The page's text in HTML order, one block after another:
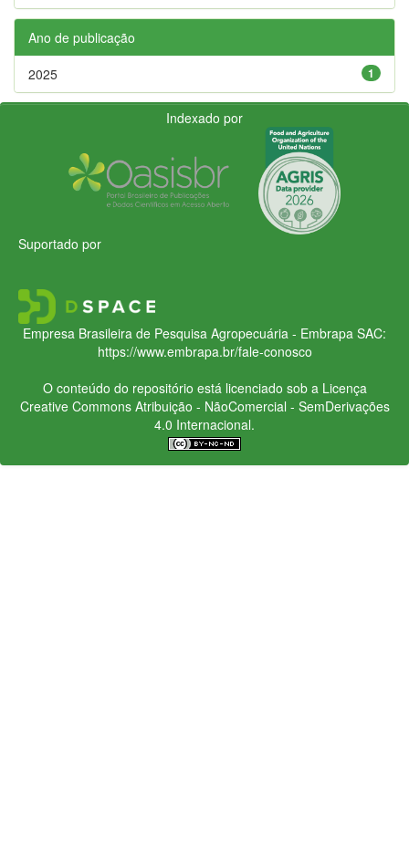
Ano de publicação
1
2025
Indexado por
Suportado por
Empresa Brasileira de Pesquisa Agropecuária - Embrapa SAC:
https://www.embrapa.br/fale-conosco
O conteúdo do repositório está licenciado sob a Licença
Creative CommonsAtribuição - NãoComercial - SemDerivações
4.0 Internacional.